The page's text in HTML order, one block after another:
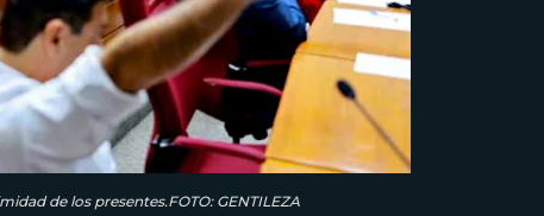
de los presentes.FOTO: GENTILEZA